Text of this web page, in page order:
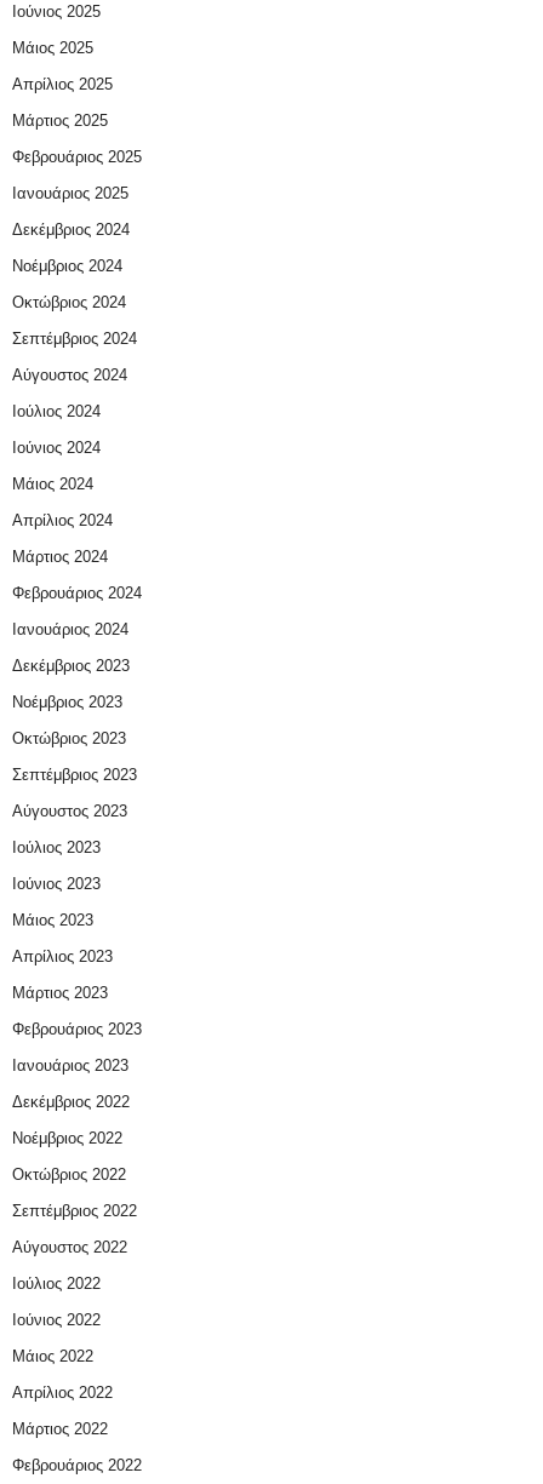
Ιούνιος 2025
Μάιος 2025
Απρίλιος 2025
Μάρτιος 2025
Φεβρουάριος 2025
Ιανουάριος 2025
Δεκέμβριος 2024
Νοέμβριος 2024
Οκτώβριος 2024
Σεπτέμβριος 2024
Αύγουστος 2024
Ιούλιος 2024
Ιούνιος 2024
Μάιος 2024
Απρίλιος 2024
Μάρτιος 2024
Φεβρουάριος 2024
Ιανουάριος 2024
Δεκέμβριος 2023
Νοέμβριος 2023
Οκτώβριος 2023
Σεπτέμβριος 2023
Αύγουστος 2023
Ιούλιος 2023
Ιούνιος 2023
Μάιος 2023
Απρίλιος 2023
Μάρτιος 2023
Φεβρουάριος 2023
Ιανουάριος 2023
Δεκέμβριος 2022
Νοέμβριος 2022
Οκτώβριος 2022
Σεπτέμβριος 2022
Αύγουστος 2022
Ιούλιος 2022
Ιούνιος 2022
Μάιος 2022
Απρίλιος 2022
Μάρτιος 2022
Φεβρουάριος 2022